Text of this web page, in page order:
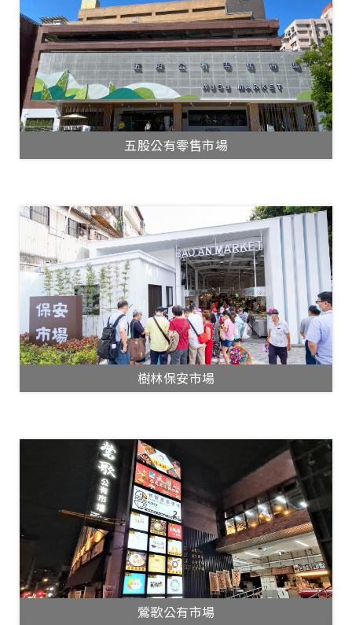
五股公有零售市場
樹林保安市場
鶯歌公有市場